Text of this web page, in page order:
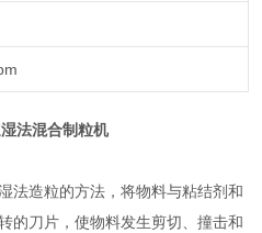
法混合制粒机
法造粒的方法，将物料与粘结剂和
的刀片，使物料发生剪切、撞击和